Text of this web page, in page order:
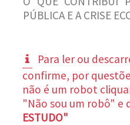
PÚBLICA E A CRISE
Para ler ou
confirme, por
não é um robot
"Não sou um robô" e
ESTUDO"